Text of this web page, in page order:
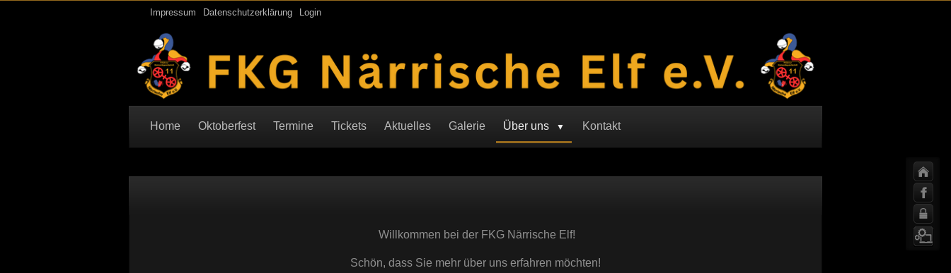
Impressum Datenschutzerklärung Login
Home Oktoberfest Termine Tickets Aktuelles Galerie Über uns Kontakt
Willkommen bei der FKG Närrische Elf!
Schön, dass Sie mehr über uns erfahren möchten!